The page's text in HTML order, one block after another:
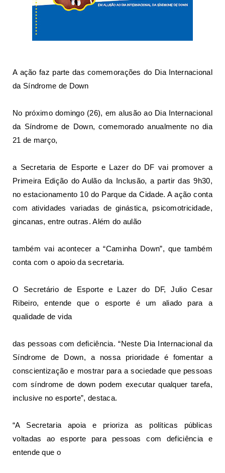
A ação faz parte das comemorações do Dia Internacional
da Síndrome de Down
No próximo domingo (26), em alusão ao Dia Internacional
da Síndrome de Down, comemorado anualmente no dia
21 de março,
a Secretaria de Esporte e Lazer do DF vai promover a
Primeira Edição do Aulão da Inclusão, a partir das 9h30,
no estacionamento 10 do Parque da Cidade. A ação conta
com atividades variadas de ginástica, psicomotricidade,
gincanas, entre outras. Além do aulão
também vai acontecer a “Caminha Down”, que também
conta com o apoio da secretaria.
O Secretário de Esporte e Lazer do DF, Julio Cesar
Ribeiro, entende que o esporte é um aliado para a
qualidade de vida
das pessoas com deficiência. “Neste Dia Internacional da
Síndrome de Down, a nossa prioridade é fomentar a
conscientização e mostrar para a sociedade que pessoas
com síndrome de down podem executar qualquer tarefa,
inclusive no esporte”, destaca.
“A Secretaria apoia e prioriza as políticas públicas
voltadas ao esporte para pessoas com deficiência e
entende que o